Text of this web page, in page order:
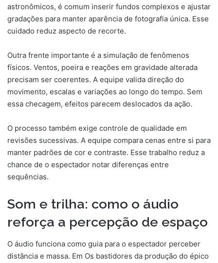
astronômicos, é comum inserir fundos complexos e ajustar
gradações para manter aparência de fotografia única. Esse
cuidado reduz aspecto de recorte.
Outra frente importante é a simulação de fenômenos
físicos. Ventos, poeira e reações em gravidade alterada
precisam ser coerentes. A equipe valida direção do
movimento, escalas e variações ao longo do tempo. Sem
essa checagem, efeitos parecem deslocados da ação.
O processo também exige controle de qualidade em
revisões sucessivas. A equipe compara cenas entre si para
manter padrões de cor e contraste. Esse trabalho reduz a
chance de o espectador notar diferenças entre
sequências.
Som e trilha: como o áudio
reforça a percepção de espaço
O áudio funciona como guia para o espectador perceber
distância e massa. Em Os bastidores da produção do épico